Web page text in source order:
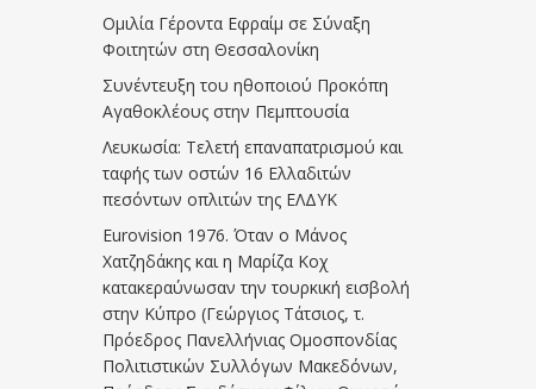
Ομιλία Γέροντα Εφραίμ σε Σύναξη
Φοιτητών στη Θεσσαλονίκη
Συνέντευξη του ηθοποιού Προκόπη
Αγαθοκλέους στην Πεμπτουσία
Λευκωσία: Τελετή επαναπατρισμού και
ταφής των οστών 16 Ελλαδιτών
πεσόντων οπλιτών της ΕΛΔΥΚ
Eurovision 1976. Όταν ο Μάνος
Χατζηδάκης και η Μαρίζα Κοχ
κατακεραύνωσαν την τουρκική εισβολή
στην Κύπρο (Γεώργιος Τάτσιος, τ.
Πρόεδρος Πανελλήνιας Ομοσπονδίας
Πολιτιστικών Συλλόγων Μακεδόνων,